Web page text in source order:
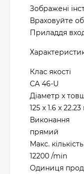
Зображені
Враховуйте
Приладдя
Клас якості
CA 46-U
Діаметр х
125 x 1.6 x
Виконання
прямий
Макс.
12200 /min
Одиниця